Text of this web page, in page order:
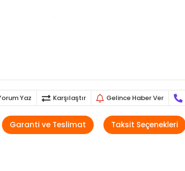
Yaz Karşılaştır Gelince Haber Ver
Garanti ve Teslimat Taksit Seçenekleri